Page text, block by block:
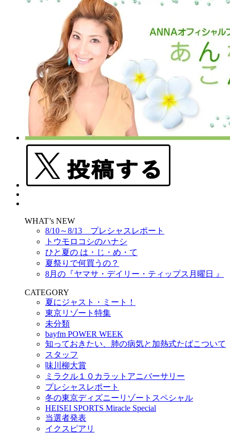
WHAT’s NEW
8/10～8/13 プレシャスレポート
トウモロコシのハナシ
ひと夏の は・じ・め・て
夏祭りで何買うの？
8月の『ヤマサ・デイリー・ティップス月曜日 』
CATEGORY
夏にジャスト・ミート！
東京リゾート特集
未分類
bayfm POWER WEEK
知っておきたい、肺の病気と加熱式たばこついて
スタッフ
味川柳大賞
ミラクル１０カラットアニバーサリー
プレシャスレポート
冬の東京ディズニーリゾートスペシャル
HEISEI SPORTS Miracle Special
当選者発表
イクスピアリ